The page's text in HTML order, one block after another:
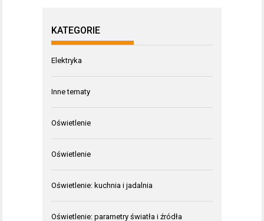
KATEGORIE
Elektryka
Inne tematy
Oświetlenie
Oświetlenie
Oświetlenie: kuchnia i jadalnia
Oświetlenie: parametry światła i źródła